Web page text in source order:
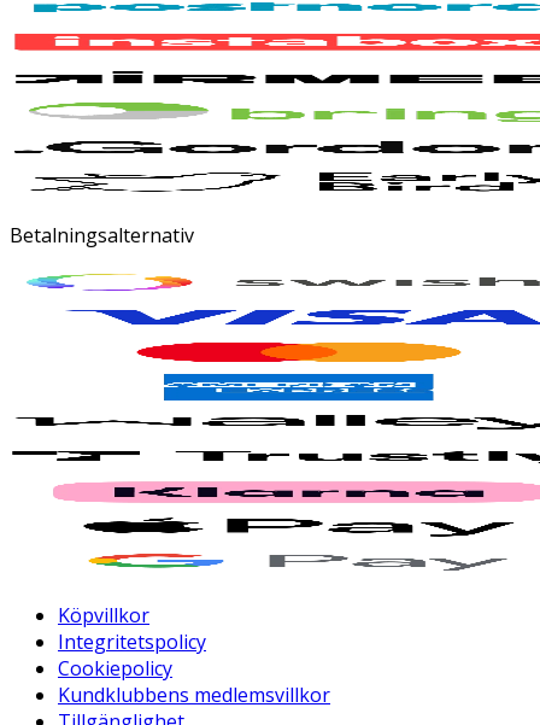
Betalningsalternativ
Köpvillkor
Integritetspolicy
Cookiepolicy
Kundklubbens medlemsvillkor